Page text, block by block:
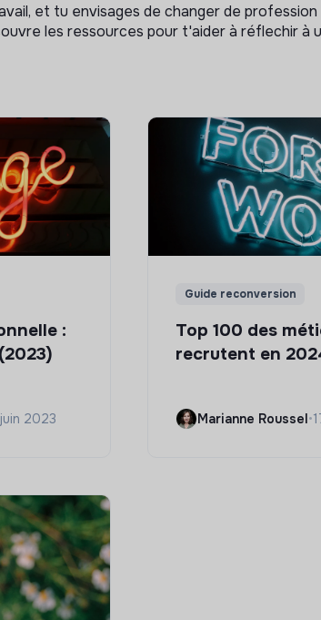
et tu envisages de changer de
les ressources pour t'aider à réflechir à
:
2023
Guide reconversion
Top 100 des
recrutent en
Marianne Roussel•